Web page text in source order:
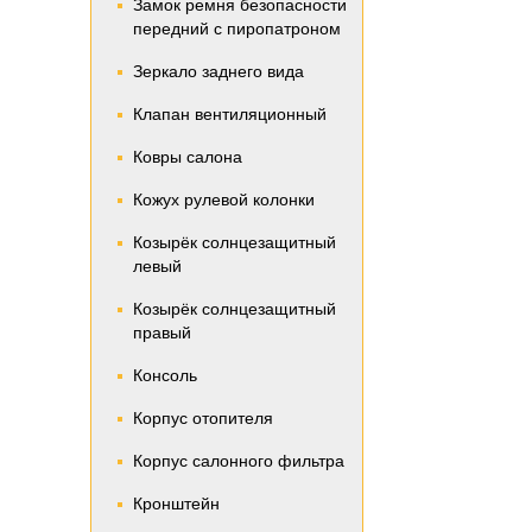
Замок ремня безопасности
передний с пиропатроном
Зеркало заднего вида
Клапан вентиляционный
Ковры салона
Кожух рулевой колонки
Козырёк солнцезащитный
левый
Козырёк солнцезащитный
правый
Консоль
Корпус отопителя
Корпус салонного фильтра
Кронштейн